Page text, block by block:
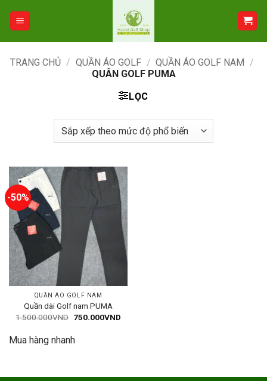
TRANG CHỦ / QUẦN ÁO GOLF / QUẦN ÁO GOLF NAM /
QUÂN GOLF PUMA
LỌC
-50%
QUẦN ÁO GOLF NAM
Quần dài Golf nam PUMA
1.500.000VND Giá
1.500.000VND.
750.000VNDGiá
Mua hàng nhanh